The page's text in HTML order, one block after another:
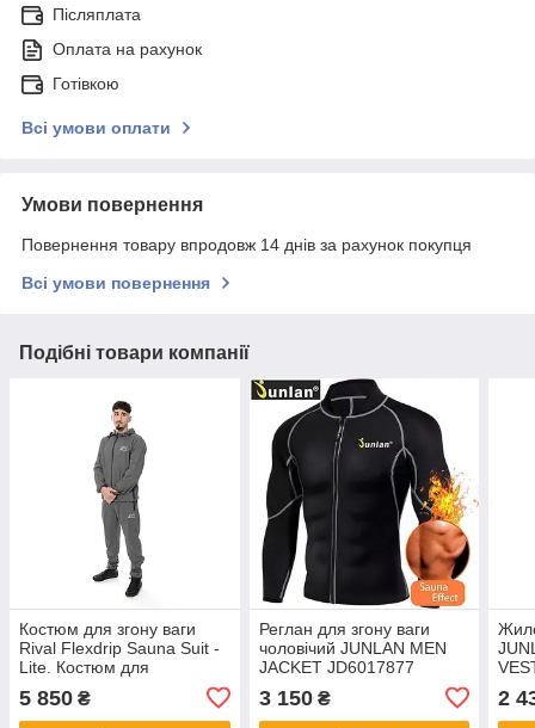
Післяплата
Оплата на рахунок
Готівкою
Всі умови оплати
Умови повернення
Повернення товару впродовж 14 днів за рахунок покупця
Всі умови повернення
Подібні товари компанії
Костюм для згону ваги
Rival Flexdrip Sauna Suit -
Lite. Костюм для
5 850 ₴
Реглан для згону ваги
чоловічий JUNLAN MEN
JACKET JD6017877
3 150₴ 2